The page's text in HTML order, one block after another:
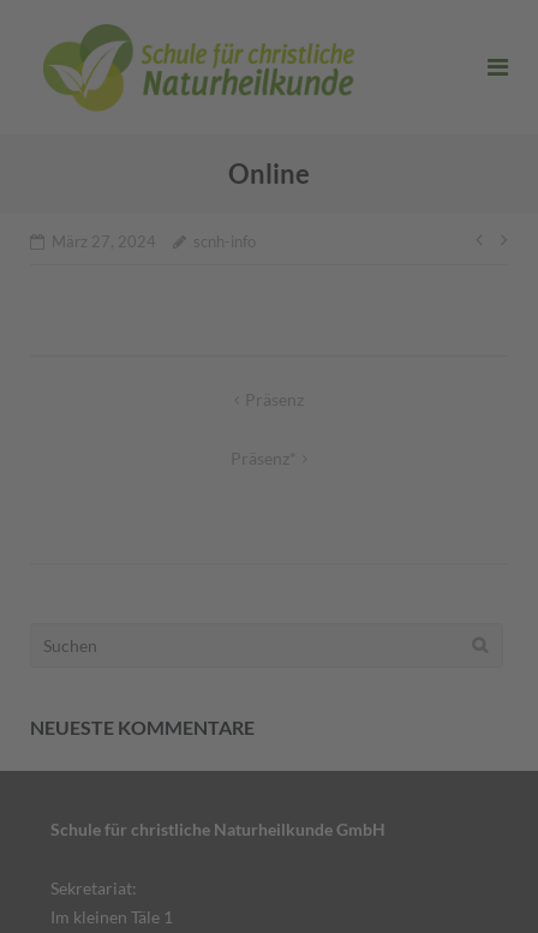
Online
März 27, 2024 scnh-info
BeitragsnavigationPräsenz
Präsenz*
Suchen
NEUESTE KOMMENTARE
Schule für christliche Naturheilkunde GmbH
Sekretariat:
Im kleinen Täle 1